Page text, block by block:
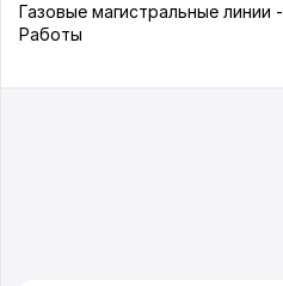
Газовые магистральные
Работы